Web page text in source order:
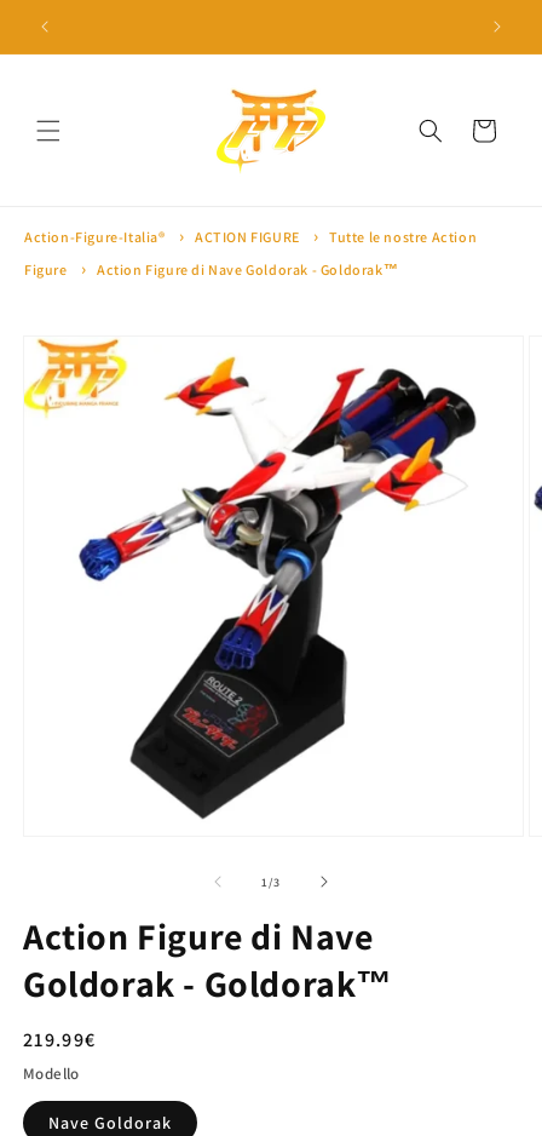
direttamente
100€ ⛩ 🏅
Carrello
Action-Figure-Italia® ACTION FIGURE
Tutte le nostre Action
Figure
Action Figure di Nave Goldorak - Goldorak™
Passa alle
informazioni
sul prodotto
1/su
3
Action Figure di Nave
Goldorak - Goldorak™
Prezzo
di
listino
219.99€
Modello
Nave Goldorak